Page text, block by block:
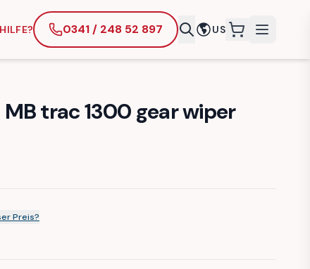
0341 / 248 52 897 US
trac 1300 gear wiper
Preis?